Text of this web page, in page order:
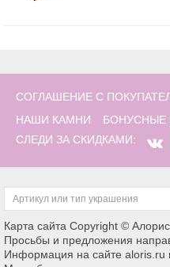
СОГЛАШЕНИЕ С
НАШИ КАМНИ
БОНУСНЫЕ
СЛЕДИ ЗА СКИДКАМИ:
Карта сайта Copyright © Алорис
Просьбы и предложения
Информация на сайте aloris.ru